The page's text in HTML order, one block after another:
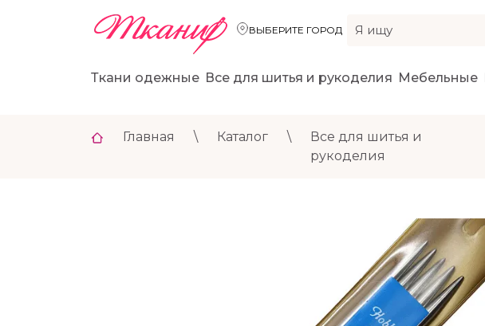
ВЫБЕРИТЕ ГОРОД
Ткани одежные Все для шитья и рукоделия Мебельные
Главная \ Каталог \
Все для шитья и
рукоделия